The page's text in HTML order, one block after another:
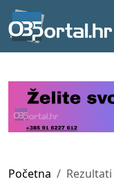
Početna